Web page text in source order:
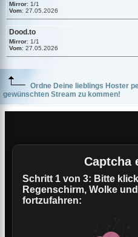
Mirror: 1/1
Vom: 27.05.2026
Dood.to
Mirror: 1/1
Vom: 27.05.2026
Ordne Deine lieblings Hoster
gewünschten Stream zu kommen!